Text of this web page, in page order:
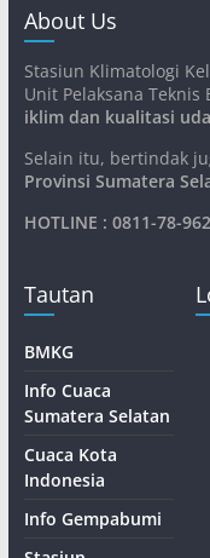
About Us
Stasiun Klimatologi
Unit Pelaksana Teknis
iklim dan kualitasi
Selain itu, bertindak
Provinsi Sumatera
HOTLINE : 0811-78-
Tautan
BMKG
Info Cuaca
Sumatera Selatan
Cuaca Kota
Indonesia
Info Gempabumi